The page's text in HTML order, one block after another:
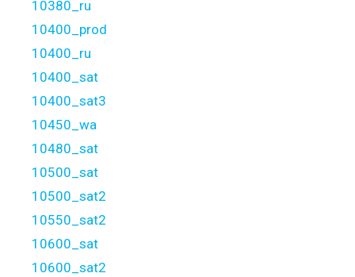
10380_ru
10400_prod
10400_ru
10400_sat
10400_sat3
10450_wa
10480_sat
10500_sat
10500_sat2
10550_sat2
10600_sat
10600_sat2